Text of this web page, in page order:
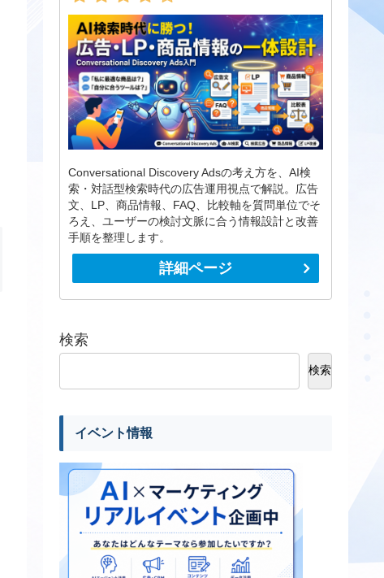
Conversational Discovery Adsの考え方を、AI検
索・対話型検索時代の広告運用視点で解説。広告
文、LP、商品情報、FAQ、比較軸を質問単位でそ
ろえ、ユーザーの検討文脈に合う情報設計と改善
手順を整理します。
詳細ページ
検索
検索
イベント情報